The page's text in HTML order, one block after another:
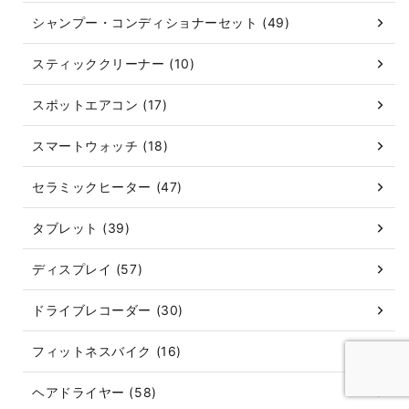
シャンプー・コンディショナーセット (49)
スティッククリーナー (10)
スポットエアコン (17)
スマートウォッチ (18)
セラミックヒーター (47)
タブレット (39)
ディスプレイ (57)
ドライブレコーダー (30)
フィットネスバイク (16)
ヘアドライヤー (58)